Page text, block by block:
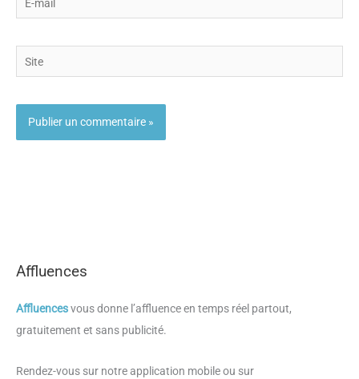
mail
Site
Affluences
Affluencesvous donne l’affluence en temps réel partout,
gratuitement et sans publicité.
Rendez-vous sur notre application mobile ou sur